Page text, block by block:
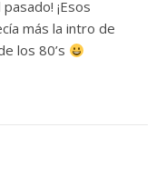
¡Esos
más la intro de
los 80’s